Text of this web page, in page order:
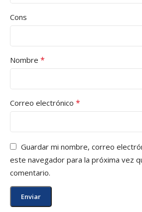
Cons
Nombre *
Correo electrónico *
Guardar mi nombre, correo
este navegador para la próxima vez
comentario.